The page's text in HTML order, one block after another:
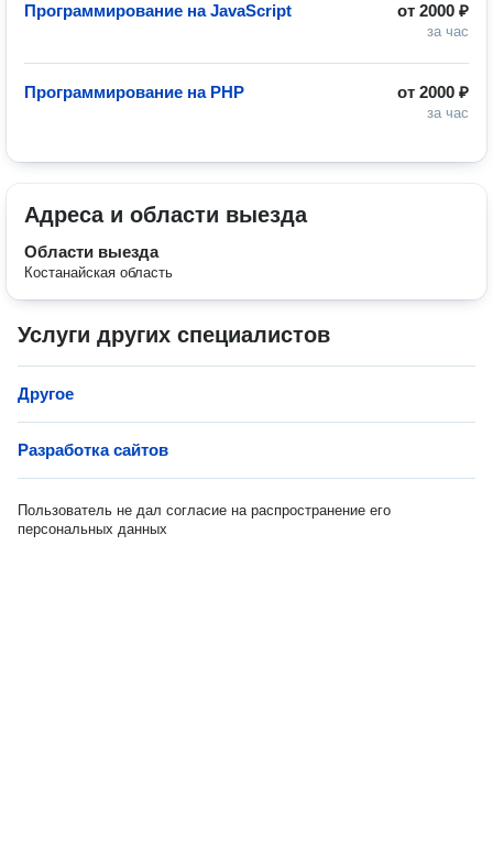
от 2000 ₽
за час
Программирование на JavaScript
от 2000 ₽
за час
Программирование на PHP
Адреса и области выезда
Области выезда
Костанайская область
Услуги других специалистов
Другое
Разработка сайтов
Пользователь не дал согласие на распространение его
персональных данных